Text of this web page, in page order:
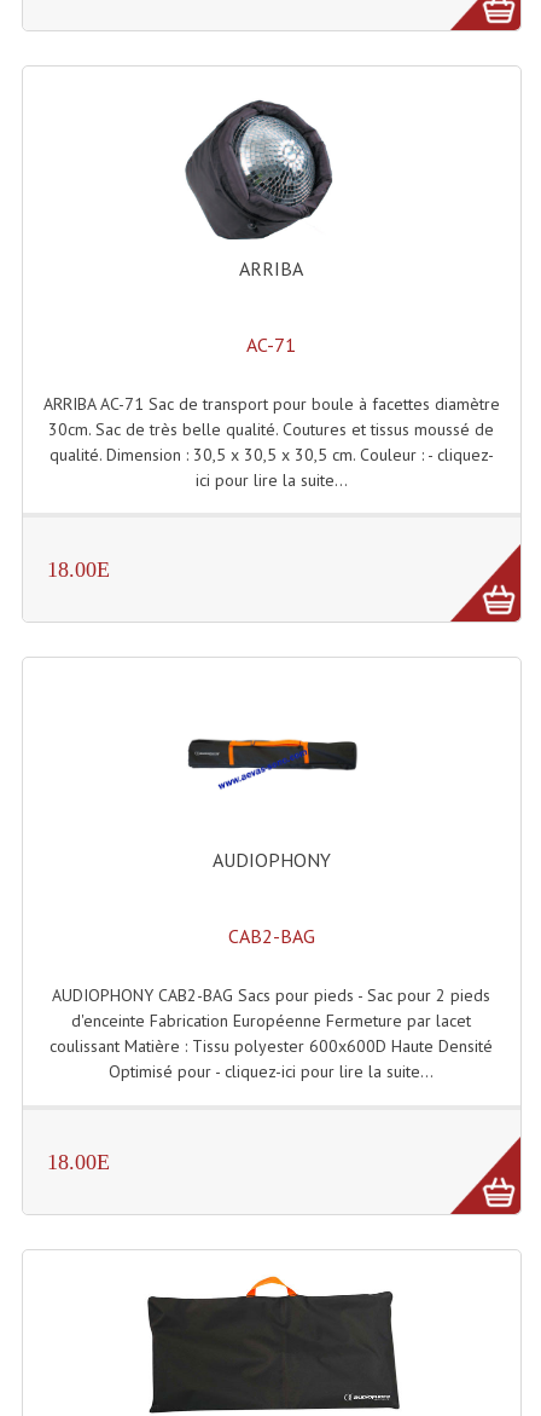
Minidisc
Digital Package Et Logiciel
Enregistreur Numérique
Platines Dvd Pour Dj
Platines Cassettes
Microphones Filaires
Micro Sans Fil HF VHF 200MHZ
Multi-Effets, Reverbes Etc...
Portes Voix Mégaphones
Samplers, Échantillonneurs
Tables De Mixage DJ
Controleurs DJ USB / MP3
Lumière
Déco Light
ARRIBA
AC-71
ARRIBA AC-71 Sac de transport pour boule à facettes diamètre
30cm. Sac de très belle qualité. Coutures et tissus moussé de
qualité. Dimension : 30,5 x 30,5 x 30,5 cm. Couleur : - cliquez-
ici pour lire la suite...
18.00E
AUDIOPHONY
CAB2-BAG
AUDIOPHONY CAB2-BAG Sacs pour pieds - Sac pour 2 pieds
d'enceinte Fabrication Européenne Fermeture par lacet
coulissant Matière : Tissu polyester 600x600D Haute Densité
Optimisé pour - cliquez-ici pour lire la suite...
18.00E